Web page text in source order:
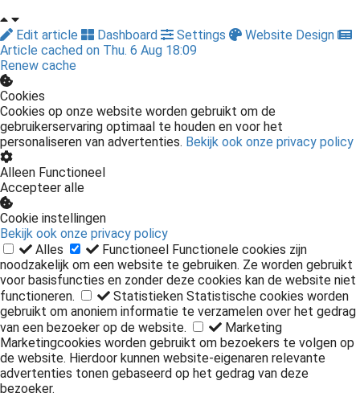
Edit article Dashboard Settings
Website Design
Article cached on Thu. 6 Aug 18:09
Renew cache
Cookies
Cookies op onze website worden gebruikt om de
gebruikerservaring optimaal te houden en voor het
personaliseren van advertenties. Bekijk ook onze privacy policy
Alleen Functioneel
Accepteer alle
Cookie instellingen
Bekijk ook onze privacy policy
Alles
Functioneel Functionele cookies zijn
noodzakelijk om een website te gebruiken. Ze worden gebruikt
voor basisfuncties en zonder deze cookies kan de website niet
functioneren.
Statistieken Statistische cookies worden
gebruikt om anoniem informatie te verzamelen over het gedrag
van een bezoeker op de website.
Marketing
Marketingcookies worden gebruikt om bezoekers te volgen op
de website. Hierdoor kunnen website-eigenaren relevante
advertenties tonen gebaseerd op het gedrag van deze
bezoeker.